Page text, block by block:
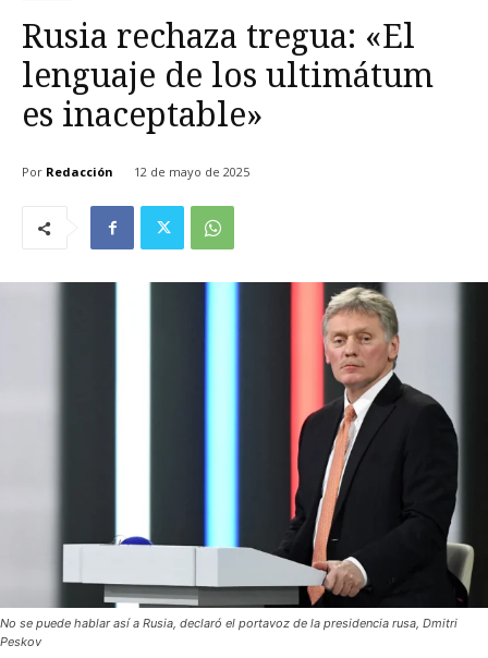
Rusia rechaza tregua: «El
lenguaje de los ultimátum
es inaceptable»
Por Redacción 12 de mayo de 2025
No se puede hablar así a Rusia, declaró el portavoz de la presidencia rusa, Dmitri
Peskov